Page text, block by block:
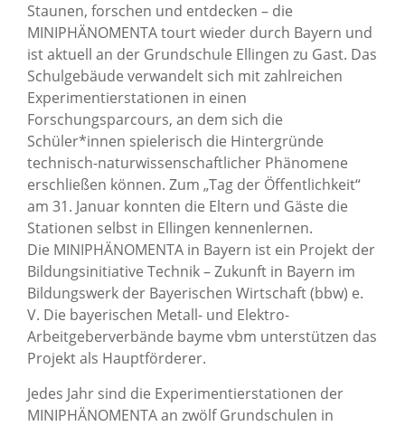
Staunen, forschen und entdecken – die
MINIPHÄNOMENTA tourt wieder durch Bayern und
ist aktuell an der Grundschule Ellingen zu Gast. Das
Schulgebäude verwandelt sich mit zahlreichen
Experimentierstationen in einen
Forschungsparcours, an dem sich die
Schüler*innen spielerisch die Hintergründe
technisch-naturwissenschaftlicher Phänomene
erschließen können. Zum „Tag der Öffentlichkeit“
am 31. Januar konnten die Eltern und Gäste die
Stationen selbst in Ellingen kennenlernen.
Die MINIPHÄNOMENTA in Bayern ist ein Projekt der
Bildungsinitiative Technik – Zukunft in Bayern im
Bildungswerk der Bayerischen Wirtschaft (bbw) e.
V. Die bayerischen Metall- und Elektro-
Arbeitgeberverbände bayme vbm unterstützen das
Projekt als Hauptförderer.
Jedes Jahr sind die Experimentierstationen der
MINIPHÄNOMENTA an zwölf Grundschulen in